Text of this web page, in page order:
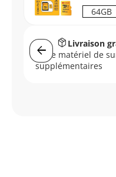
arrow_back package_2 Livraison
Votre matériel de
supplémentaires